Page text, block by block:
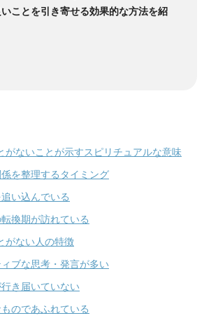
ことを引き寄せる効果的な方法を紹
がないことが示すスピリチュアルな意味
係を整理するタイミング
い込んでいる
転換期が訪れている
がない人の特徴
ブな思考・発言が多い
き届いていない
のであふれている